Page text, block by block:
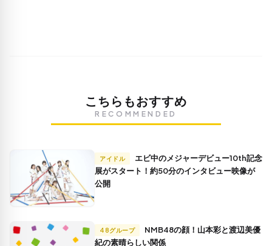
こちらもおすすめ
RECOMMENDED
アイドル
展がスタート！約50分のインタビュー映像が
公開
48グループ
紀の素晴らしい関係